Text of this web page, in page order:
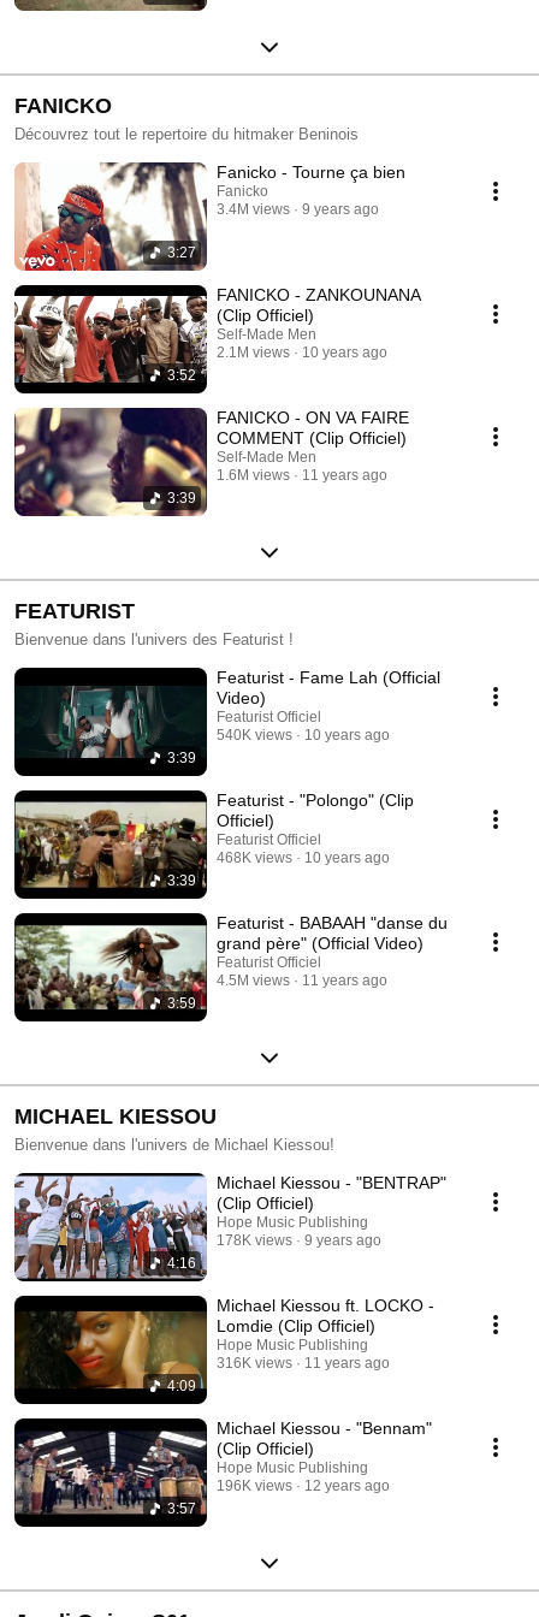
FANICKO
Découvrez tout le repertoire du hitmaker Beninois
3:27
Fanicko - Tourne ça bien
Fanicko
3.4M views
9 years ago
3:52
FANICKO - ZANKOUNANA
(Clip Officiel)
Self-Made Men
2.1M views
10 years ago
3:39
FANICKO - ON VA FAIRE
COMMENT (Clip Officiel)
Self-Made Men
1.6M views
11 years ago
FEATURIST
Bienvenue dans l'univers des Featurist !
3:39
Featurist - Fame Lah (Official
Video)
Featurist Officiel
540K views
10 years ago
3:39
Featurist - "Polongo" (Clip
Officiel)
Featurist Officiel
468K views
10 years ago
3:59
Featurist - BABAAH "danse du
grand père" (Official Video)
Featurist Officiel
4.5M views
11 years ago
MICHAEL KIESSOU
Bienvenue dans l'univers de Michael Kiessou!
4:16
Michael Kiessou - "BENTRAP"
(Clip Officiel)
Hope Music Publishing
178K views
9 years ago
4:09
Michael Kiessou ft. LOCKO -
Lomdie (Clip Officiel)
Hope Music Publishing
316K views
11 years ago
3:57
Michael Kiessou - "Bennam"
(Clip Officiel)
Hope Music Publishing
196K views
12 years ago